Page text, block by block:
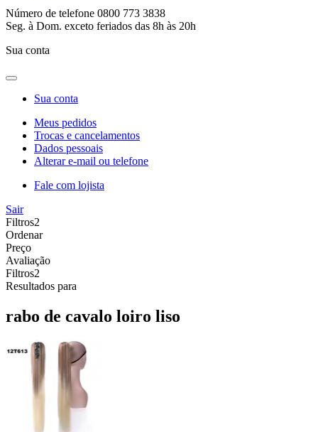
Número de telefone 0800 773 3838
Seg. à Dom. exceto feriados das 8h às 20h
Sua conta
Sua conta
Meus pedidos
Trocas e cancelamentos
Dados pessoais
Alterar e-mail ou telefone
Fale com lojista
Sair
Filtros2
Ordenar
Preço
Avaliação
Filtros2
Resultados para
rabo de cavalo loiro liso